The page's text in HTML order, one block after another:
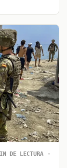
DE LECTURA